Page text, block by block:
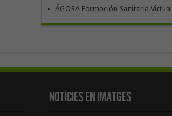
ÁGORA Formación Sanitaria Virtual
Notícies en Imatges